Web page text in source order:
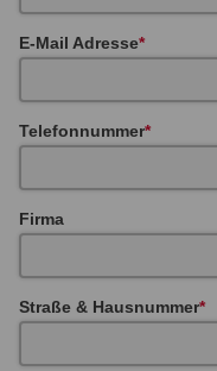
E-Mail Adresse
Telefonnummer
Firma
Straße & Hausnummer